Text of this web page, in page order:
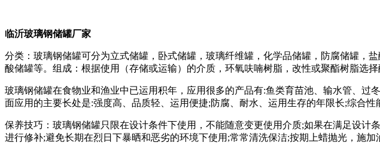
临沂玻璃钢储罐厂家
分类：玻璃钢储罐可分为立式储罐，卧式储罐，玻璃纤维罐，化学品储罐，防腐储罐，
酸储罐等。组成：根据使用（存储或运输）的介质，环氧呋喃树脂，改性或聚酯树脂选
玻璃钢储罐在食物业和渔业中已运用积年，应用很多的产品有:鱼类育苗池、输水管、
面应用的主要长处是:强度高、品质轻、运用便捷;防腐、耐水、运用生存的年限长;综合性
保养技巧：玻璃钢储罐只限在设计条件下使用，不能随意变更使用介质;如果在满足设
进行修补;避免长期在烈日下暴晒和恶劣的环境下使用;常常清洗保洁;按期上蜡抛光，施